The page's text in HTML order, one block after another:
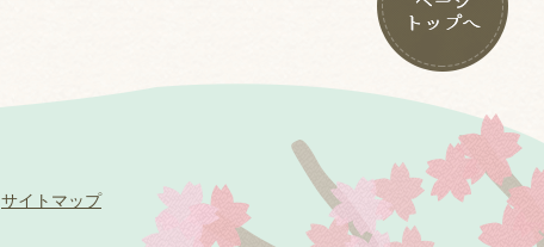
サイトマップ